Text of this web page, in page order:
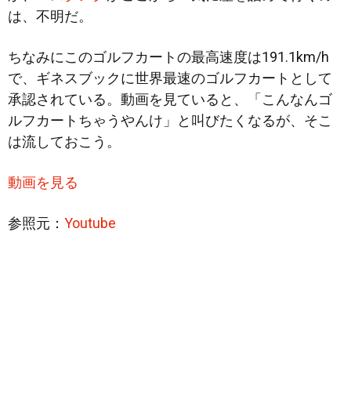
は、不明だ。
ちなみにこのゴルフカートの最高速度は191.1km/h
で、ギネスブックに世界最速のゴルフカートとして
承認されている。動画を見ていると、「こんなんゴ
ルフカートちゃうやんけ」と叫びたくなるが、そこ
は流しておこう。
動画を見る
参照元： Youtube